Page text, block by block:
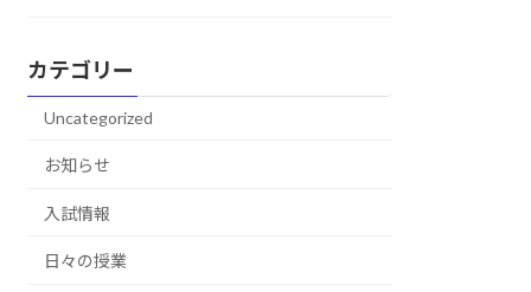
カテゴリー
Uncategorized
お知らせ
入試情報
日々の授業